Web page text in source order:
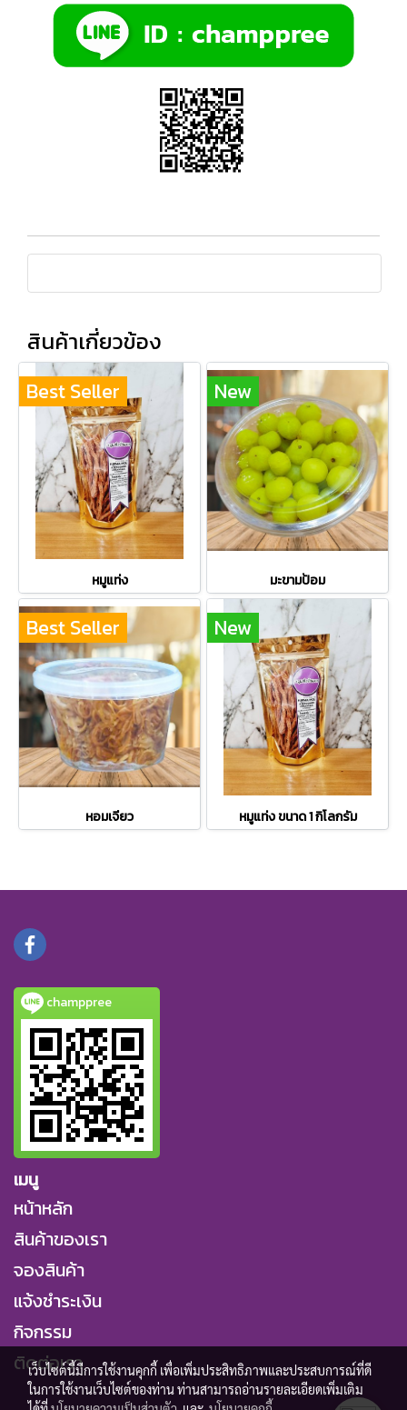
สินค้าเกี่ยวข้อง
Best Seller
หมูแท่ง
New
มะขามป้อม
Best Seller
หอมเจียว
New
หมูแท่ง ขนาด 1 กิโลกรัม
champpree
เมนู
หน้าหลัก
สินค้าของเรา
จองสินค้า
แจ้งชำระเงิน
กิจกรรม
ติดต่อเรา
เว็บไซต์นี้มีการใช้งานคุกกี้ เพื่อเพิ่มประสิทธิภาพและประสบการณ์ที่ดี
ในการใช้งานเว็บไซต์ของท่าน ท่านสามารถอ่านรายละเอียดเพิ่มเติม